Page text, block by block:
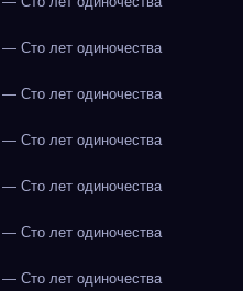
Сто лет одиночества
Сто лет одиночества
Сто лет одиночества
Сто лет одиночества
Сто лет одиночества
Сто лет одиночества